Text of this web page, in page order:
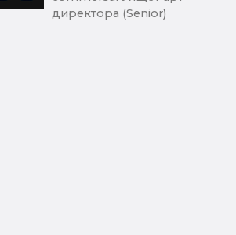
директора (Senior)